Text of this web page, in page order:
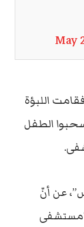
May
اللبؤة
الطفل
عن أنّ
“مستشفى